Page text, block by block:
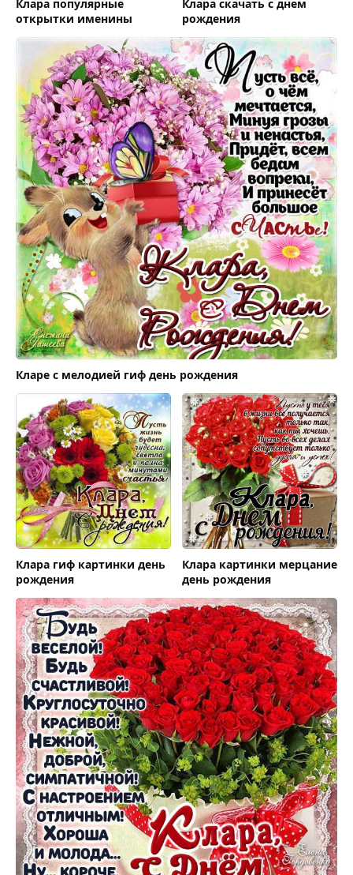
Клара популярные
открытки именины
Клара скачать с днем
рождения
Кларе с мелодией гиф день рождения
Клара гиф картинки день
рождения
Клара картинки мерцание
день рождения